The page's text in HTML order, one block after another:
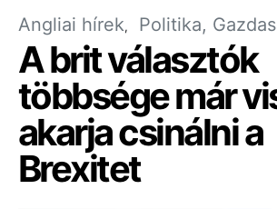
Angliai hírek Politika,
A brit választók
többsége már
akarja csinálni a
Brexitet